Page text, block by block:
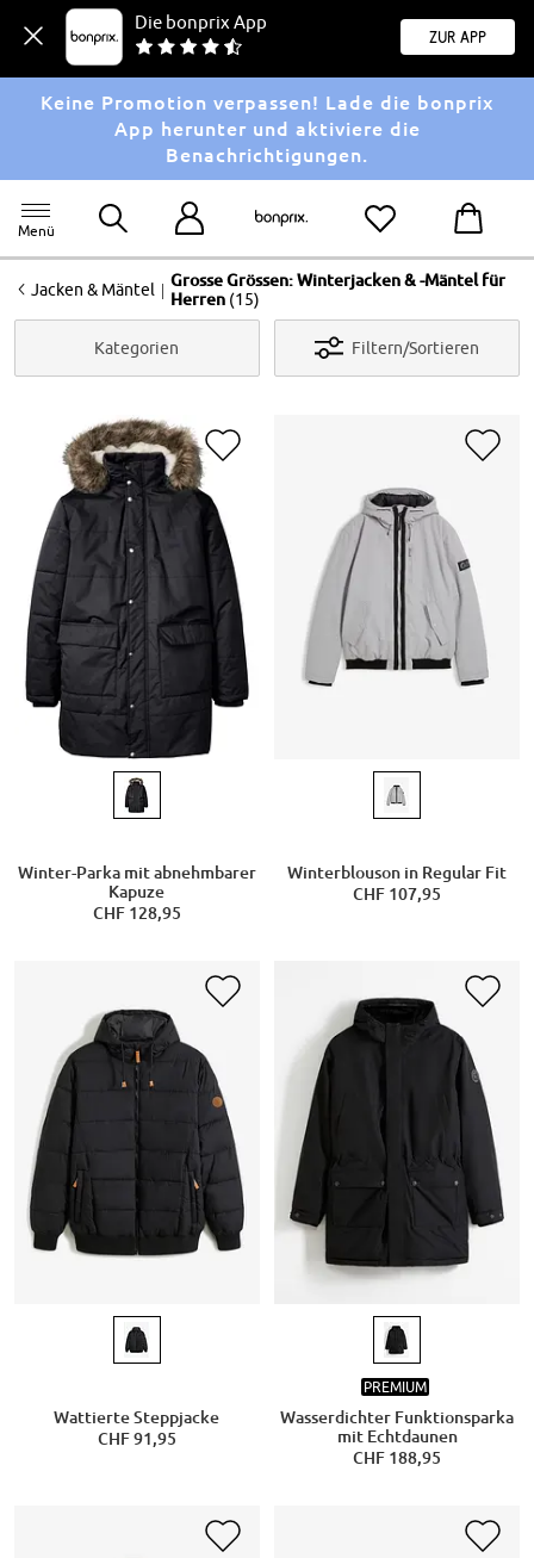
Die bonprix App
Zur App
Keine Promotion verpassen! Lade die bonprix
App herunter und aktiviere die
Benachrichtigungen.
Menü
<Jacken & Mäntel | Grosse Grössen: Winterjacken & -Mäntel für
Herren (15)
Kategorien Filtern/Sortieren
Winter-Parka mit abnehmbarer
Kapuze
CHF 128,95
Winterblouson in Regular Fit
CHF 107,95
Wattierte Steppjacke
CHF 91,95
PREMIUM
Wasserdichter Funktionsparka
mit Echtdaunen
CHF 188,95